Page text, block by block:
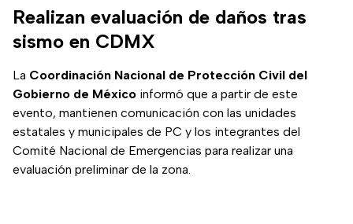
metros de largo.
Realizan evaluación de daños tras
sismo en CDMX
La Coordinación Nacional de Protección Civil del
Gobierno de México informó que a partir de este
evento, mantienen comunicación con las unidades
estatales y municipales de PC y los integrantes del
Comité Nacional de Emergencias para realizar una
evaluación preliminar de la zona.